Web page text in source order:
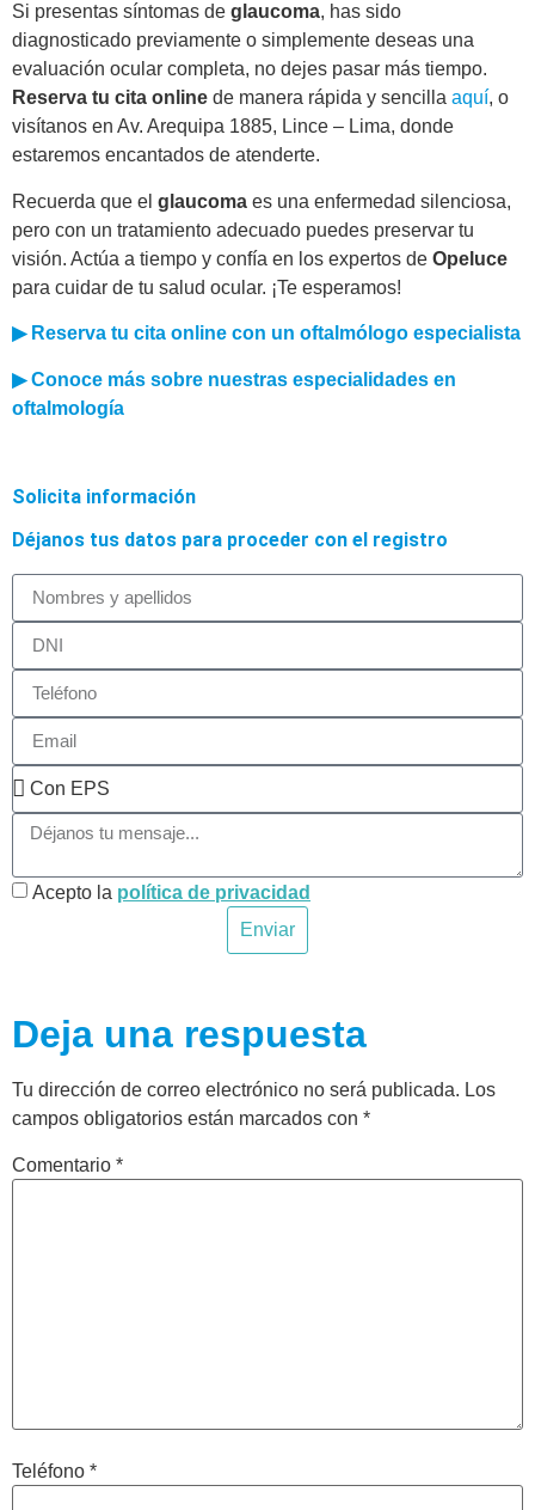
Si presentas síntomas de glaucoma, has sido
diagnosticado previamente o simplemente deseas una
evaluación ocular completa, no dejes pasar más tiempo.
Reserva tu cita online de manera rápida y sencilla aquí, o
visítanos en Av. Arequipa 1885, Lince – Lima, donde
estaremos encantados de atenderte.
Recuerda que el glaucoma es una enfermedad silenciosa,
pero con un tratamiento adecuado puedes preservar tu
visión. Actúa a tiempo y confía en los expertos de Opeluce
para cuidar de tu salud ocular. ¡Te esperamos!
▶ Reserva tu cita online con un oftalmólogo especialista
▶ Conoce más sobre nuestras especialidades en
oftalmología
Solicita información
Déjanos tus datos para proceder con el registro
Acepto la política de privacidad
Enviar
Deja una respuesta
Tu dirección de correo electrónico no será publicada. Los
campos obligatorios están marcados con *
Comentario *
Teléfono *